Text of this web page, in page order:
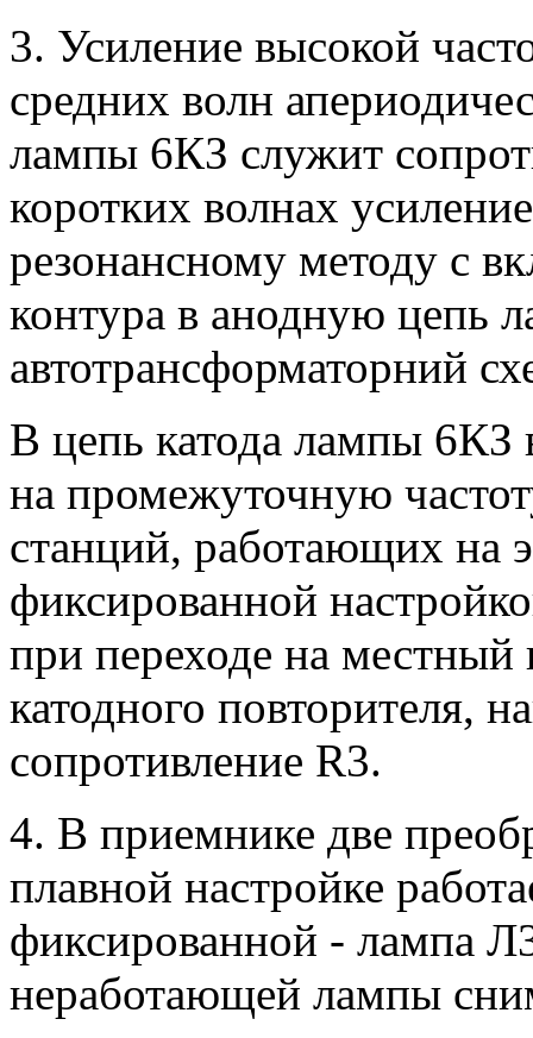
3. Усиление высокой
средних волн
лампы 6КЗ служит
коротких волнах
резонансному методу с
контура в анодную цепь
автотрансформаторний
В цепь катода лампы 6КЗ
на промежуточную
станций, работающих на
фиксированной
при переходе на
катодного повторителя,
сопротивление R3.
4. В приемнике две
плавной настройке
фиксированной - лампа
неработающей лампы